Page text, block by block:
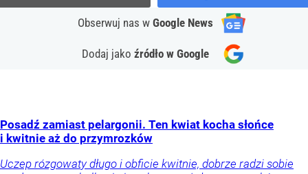
Obserwuj nas w Google News
Dodaj jako źródło w Google
Posadź zamiast pelargonii. Ten kwiat kocha słońce
i kwitnie aż do przymrozków
Uczep rózgowaty długo i obficie kwitnie, dobrze radzi sobie